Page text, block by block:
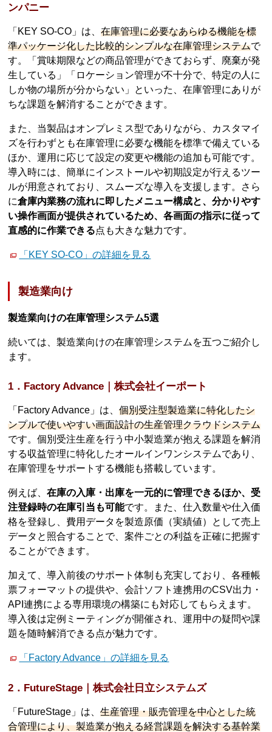
ンパニー
「KEY SO-CO」は、在庫管理に必要なあらゆる機能を標
準パッケージ化した比較的シンプルな在庫管理システムで
す。「賞味期限などの商品管理ができておらず、廃棄が発
生している」「ロケーション管理が不十分で、特定の人に
しか物の場所が分からない」といった、在庫管理にありが
ちな課題を解消することができます。
また、当製品はオンプレミス型でありながら、カスタマイ
ズを行わずとも在庫管理に必要な機能を標準で備えている
ほか、運用に応じて設定の変更や機能の追加も可能です。
導入時には、簡単にインストールや初期設定が行えるツー
ルが用意されており、スムーズな導入を支援します。さら
に倉庫内業務の流れに即したメニュー構成と、分かりやす
い操作画面が提供されているため、各画面の指示に従って
直感的に作業できる点も大きな魅力です。
「KEY SO-CO」の詳細を見る
製造業向け
製造業向けの在庫管理システム5選
続いては、製造業向けの在庫管理システムを五つご紹介し
ます。
1．Factory Advance｜株式会社イーポート
「Factory Advance」は、個別受注型製造業に特化したシ
ンプルで使いやすい画面設計の生産管理クラウドシステム
です。個別受注生産を行う中小製造業が抱える課題を解消
する収益管理に特化したオールインワンシステムであり、
在庫管理をサポートする機能も搭載しています。
例えば、在庫の入庫・出庫を一元的に管理できるほか、受
注登録時の在庫引当も可能です。また、仕入数量や仕入価
格を登録し、費用データを製造原価（実績値）として売上
データと照合することで、案件ごとの利益を正確に把握す
ることができます。
加えて、導入前後のサポート体制も充実しており、各種帳
票フォーマットの提供や、会計ソフト連携用のCSV出力・
API連携による専用環境の構築にも対応してもらえます。
導入後は定例ミーティングが開催され、運用中の疑問や課
題を随時解消できる点が魅力です。
「Factory Advance」の詳細を見る
2．FutureStage｜株式会社日立システムズ
「FutureStage」は、生産管理・販売管理を中心とした統
合管理により、製造業が抱える経営課題を解決する基幹業